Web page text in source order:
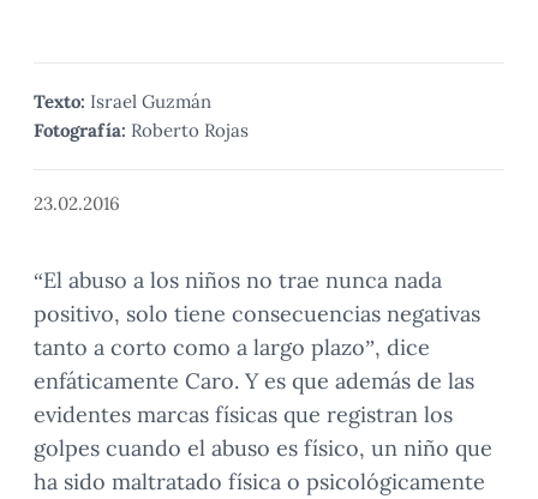
Texto: Israel Guzmán
Fotografía: Roberto Rojas
23.02.2016
“El abuso a los niños no trae nunca nada
positivo, solo tiene consecuencias negativas
tanto a corto como a largo plazo”, dice
enfáticamente Caro. Y es que además de las
evidentes marcas físicas que registran los
golpes cuando el abuso es físico, un niño que
ha sido maltratado física o psicológicamente